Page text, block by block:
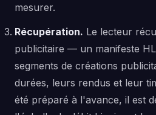
mesurer.
Récupération. Le lecteur
publicitaire — un manifeste
segments de créations
durées, leurs rendus et leur
été préparé à l'avance, il est